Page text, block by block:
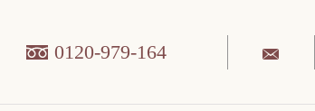
0120-979-164